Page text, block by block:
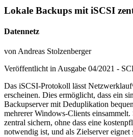
Lokale Backups mit iSCSI
Datennetz
von Andreas Stolzenberger
Veröffentlicht in Ausgabe 04/2021 -
Das iSCSI-Protokoll lässt
erscheinen. Dies ermöglicht, dass ein
Backupserver mit Deduplikation
mehrerer Windows-Clients einsammelt.
zentral sichern, ohne dass eine
notwendig ist, und als Zielserver eignet